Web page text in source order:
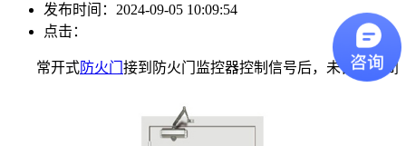
发布时间：2024-09-05 10:09:54
点击：
常开式防火门 接到防火门监控器控制信号后，未自动关闭